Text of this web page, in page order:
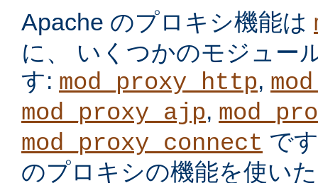
Apache のプロキシ機能は
に、 いくつかのモジュー
す: mod_proxy_http,
mod_proxy_ajp,
mod_proxy_connect で
のプロキシの機能を使い